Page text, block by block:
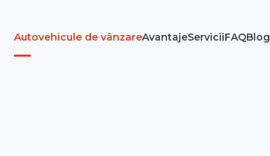
Autovehicule de vânzareAvantajeServiciiFAQBlog